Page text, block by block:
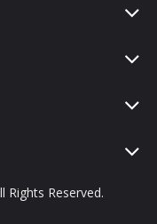
Rights Reserved.